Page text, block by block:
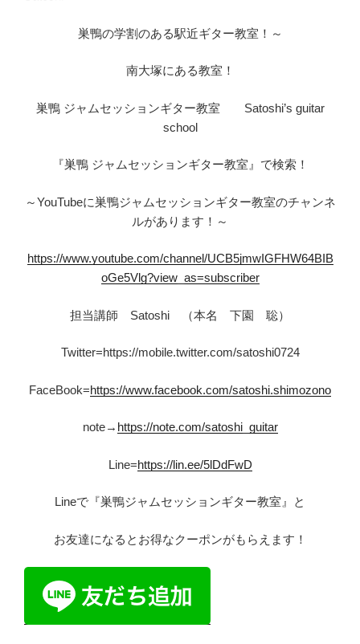
巣鴨の学割のある駅近ギター教室！～
南大塚にある教室！
巣鴨 ジャムセッションギター教室 Satoshi’s guitar
school
『巣鴨 ジャムセッションギター教室』で検索！
～YouTubeに巣鴨ジャムセッションギター教室のチャンネ
ルがあります！～
https://www.youtube.com/channel/UCB5jmwIGFHW64BIB
oGe5Vlg?view_as=subscriber
担当講師 Satoshi （本名 下園 聡）
Twitter=https://mobile.twitter.com/satoshi0724
FaceBook=https://www.facebook.com/satoshi.shimozono
note→ https://note.com/satoshi_guitar
Line=https://lin.ee/5lDdFwD
Lineで『巣鴨ジャムセッションギター教室』と
お友達になるとお得なクーポンがもらえます！